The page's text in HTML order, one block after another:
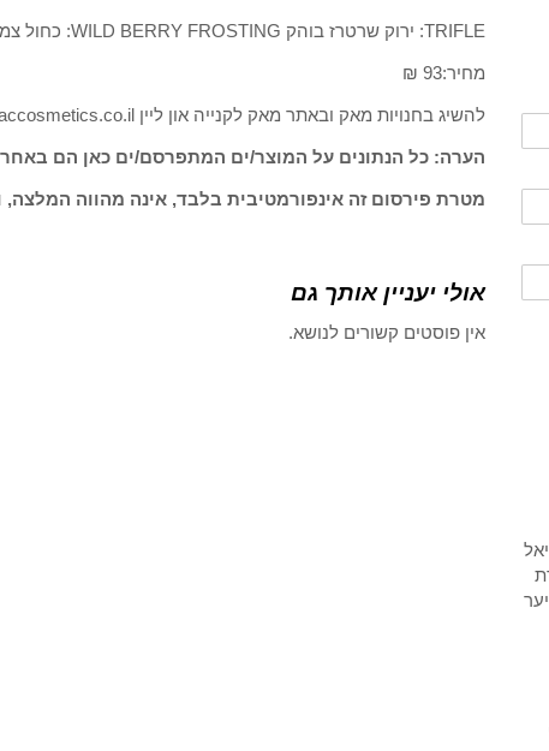
TRIFLE: ירוק שרטרז בוהק WILD BERRY FROSTING: כחול צמר גפן מתוק
מחיר:93 ₪
להשיג בחנויות מאק ובאתר מאק לקנייה און ליין www.maccosmetics.co.il<http://www.maccosmetics.co.il>
הערה: כל הנתונים על המוצר/ים המתפרסם/ים כאן הם
מטרת פירסום זה אינפורמטיבית בלבד, אינה מהווה המלצה,
אולי יעניין אותך גם
אין פוסטים קשורים לנושא.